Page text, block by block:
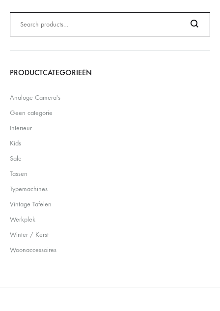
naar:
Search
PRODUCTCATEGORIEËN
Analoge Camera's
Geen categorie
Interieur
Kids
Sale
Tassen
Typemachines
Vintage Tafelen
Werkplek
Winter / Kerst
Woonaccessoires